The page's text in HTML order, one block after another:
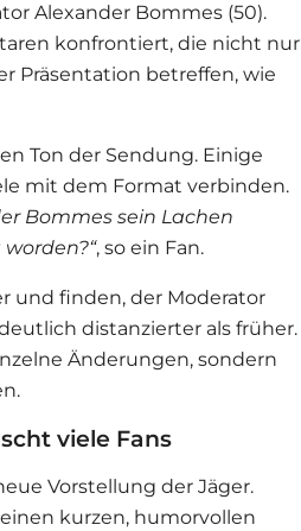
Alexander Bommes (50).
konfrontiert, die nicht nur
Präsentation betreffen, wie
Ton der Sendung. Einige
mit dem Format verbinden.
Bommes sein Lachen
, so ein Fan.
und finden, der Moderator
distanzierter als früher.
Änderungen, sondern
viele Fans
Vorstellung der Jäger.
kurzen, humorvollen